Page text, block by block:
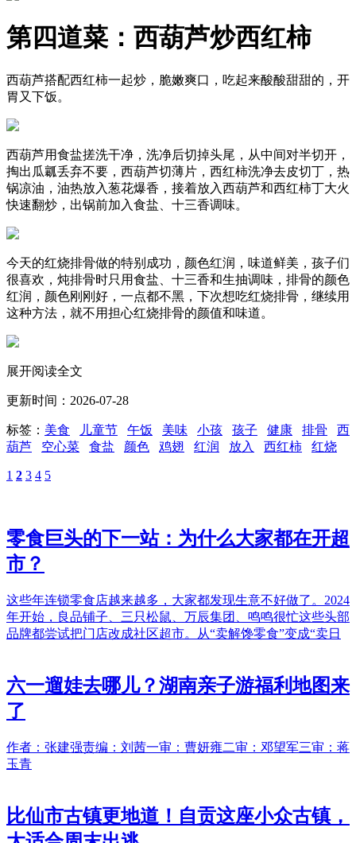
第四道菜：西葫芦炒西红柿
西葫芦搭配西红柿一起炒，脆嫩爽口，吃起来酸酸甜甜的，开
胃又下饭。
西葫芦用食盐搓洗干净，洗净后切掉头尾，从中间对半切开，
掏出瓜瓤丢弃不要，西葫芦切薄片，西红柿洗净去皮切丁，热
锅凉油，油热放入葱花爆香，接着放入西葫芦和西红柿丁大火
快速翻炒，出锅前加入食盐、十三香调味。
今天的红烧排骨做的特别成功，颜色红润，味道鲜美，孩子们
很喜欢，炖排骨时只用食盐、十三香和生抽调味，排骨的颜色
红润，颜色刚刚好，一点都不黑，下次想吃红烧排骨，继续用
这种方法，就不用担心红烧排骨的颜值和味道。
展开阅读全文
更新时间：2026-07-28
标签： 美食 儿童节 午饭 美味 小孩 孩子 健康 排骨
西
葫芦
空心菜 食盐 颜色 鸡翅 红润 放入 西红柿 红烧
1 2 3 4 5
零食巨头的下一站：为什么大家都在开超
市？
这些年连锁零食店越来越多，大家都发现生意不好做了。2024
年开始，良品铺子、三只松鼠、万辰集团、鸣鸣很忙这些头部
品牌都尝试把门店改成社区超市。从“卖解馋零食”变成“卖日
六一遛娃去哪儿？湖南亲子游福利地图来
了
作者：张建强责编：刘茜一审：曹妍雍二审：邓望军三审：蒋
玉青
比仙市古镇更地道！自贡这座小众古镇，